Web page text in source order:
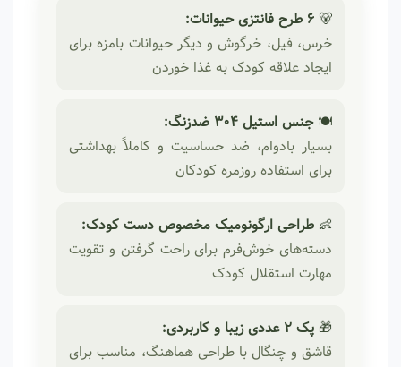
🐻 6 طرح فانتزی حیوانات:
خرس، فیل، خرگوش و دیگر حیوانات بامزه برای
ایجاد علاقه کودک به غذا خوردن
🍽جنس استیل 304 ضدزنگ:
بسیار بادوام، ضد حساسیت و کاملاً بهداشتی
برای استفاده روزمره کودکان
👶 طراحی ارگونومیک مخصوص دست کودک:
دسته‌های خوش‌فرم برای راحت گرفتن و تقویت
مهارت استقلال کودک
🎁 پک ۲ عددی زیبا و کاربردی:
قاشق و چنگال با طراحی هماهنگ، مناسب برای